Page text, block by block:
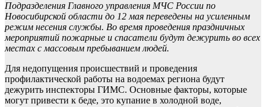
Подразделения Главного управления МЧС России по
Новосибирской области до 12 мая переведены на усиленным
режим несения службы. Во время проведения праздничных
мероприятий пожарные и спасатели будут дежурить во всех
местах с массовым пребыванием людей.
Для недопущения происшествий и проведения
профилактической работы на водоемах региона будут
дежурить инспекторы ГИМС. Основные факторы, которые
могут привести к беде, это купание в холодной воде,